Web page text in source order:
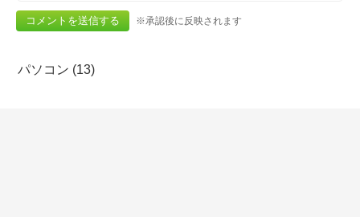
※承認後に反映されます
パソコン (13)